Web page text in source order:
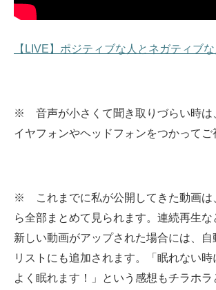
【LIVE】ポジティブな人とネガティブ
※ 音声が小さくて聞き取りづらい時は
イヤフォンやヘッドフォンをつかってご
※ これまでに私が公開してきた動画は
ら全部まとめて見られます。 連続再生な
新しい動画がアップされた場合には、自
リストにも追加されます。
「眠れない
よく眠れます！」という感想もチラホラ